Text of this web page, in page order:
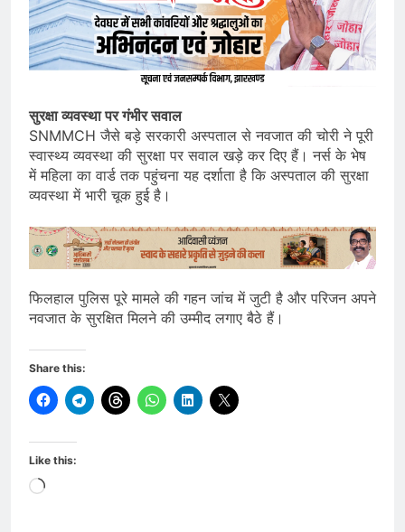
सुरक्षा व्यवस्था पर गंभीर सवाल
SNMMCH जैसे बड़े सरकारी अस्पताल से नवजात की चोरी ने पूरी
स्वास्थ्य व्यवस्था की सुरक्षा पर सवाल खड़े कर दिए हैं। नर्स के भेष
में महिला का वार्ड तक पहुंचना यह दर्शाता है कि अस्पताल की सुरक्षा
व्यवस्था में भारी चूक हुई है।
फिलहाल पुलिस पूरे मामले की गहन जांच में जुटी है और परिजन अपने
नवजात के सुरक्षित मिलने की उम्मीद लगाए बैठे हैं।
Share this:
Like this:
Loading…